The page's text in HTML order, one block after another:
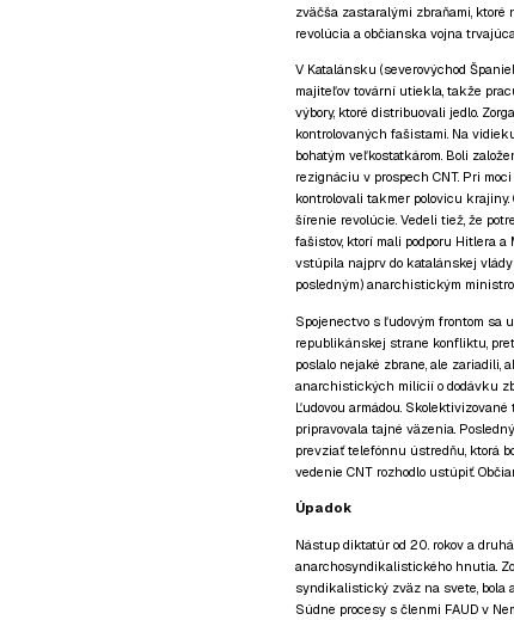
zväčša zastaralými zbraňami,
revolúcia a občianska vojna
V Katalánsku (severovýchod
majiteľov tovární utiekla, takže
výbory, ktoré distribuovali jedlo.
kontrolovaných fašistami. Na
bohatým veľkostatkárom. Boli
rezignáciu v prospech CNT. Pri
kontrolovali takmer polovicu
šírenie revolúcie. Vedeli tiež, že
fašistov, ktorí mali podporu Hitlera
vstúpila najprv do katalánskej
posledným) anarchistickým
Spojenectvo s ľudovým frontom sa
republikánskej strane konfliktu,
poslalo nejaké zbrane, ale zariadili,
anarchistických milícií o dodávku
Ľudovou armádou.
pripravovala tajné väzenia.
prevziať telefónnu ústredňu, ktorá
vedenie CNT rozhodlo ustúpiť.
Úpadok
Nástup diktatúr od 20. rokov a
anarchosyndikalistického hnutia.
syndikalistický zväz na svete, bola
Súdne procesy s členmi FAUD v